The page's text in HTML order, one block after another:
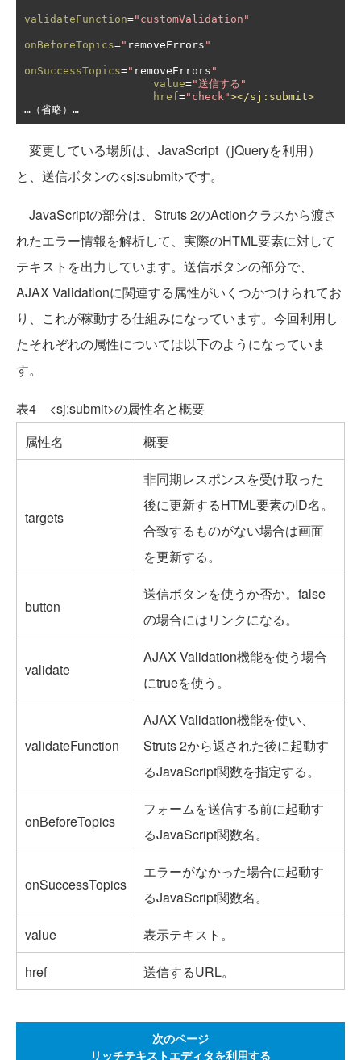
validateFunction="customValidation"
onBeforeTopics=" removeErrors "
onSuccessTopics=" removeErrors "
value="送信する"
href="check"></sj:submit>
…（省略）…
変更している場所は、JavaScript（jQueryを利用）
と、送信ボタンの<sj:submit>です。
JavaScriptの部分は、Struts 2のActionクラスから渡さ
れたエラー情報を解析して、実際のHTML要素に対して
テキストを出力しています。送信ボタンの部分で、
AJAX Validationに関連する属性がいくつかつけられてお
り、これが稼動する仕組みになっています。今回利用し
たそれぞれの属性については以下のようになっていま
す。
表4 <sj:submit>の属性名と概要
属性名
概要
targets
非同期レスポンスを受け取った
後に更新するHTML要素のID名。
合致するものがない場合は画面
を更新する。
button
送信ボタンを使うか否か。false
の場合にはリンクになる。
validate
AJAX Validation機能を使う場合
にtrueを使う。
validateFunction
AJAX Validation機能を使い、
Struts 2から返された後に起動す
るJavaScript関数を指定する。
onBeforeTopics
フォームを送信する前に起動す
るJavaScript関数名。
onSuccessTopics
エラーがなかった場合に起動す
るJavaScript関数名。
value
表示テキスト。
href
送信するURL。
次のページ
リッチテキストエディタを利用する